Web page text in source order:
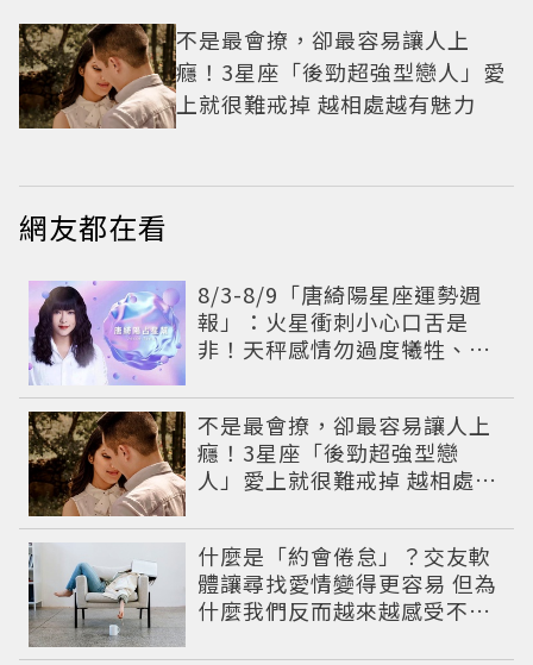
不是最會撩，卻最容易讓人上
癮！3星座「後勁超強型戀人」愛
上就很難戒掉 越相處越有魅力
網友都在看
8/3-8/9「唐綺陽星座運勢週
報」：火星衝刺小心口舌是
非！天秤感情勿過度犧牲、
不是最會撩，卻最容易讓人上
癮！3星座「後勁超強型戀
人」愛上就很難戒掉 越相處越
什麼是「約會倦怠」？交友軟
體讓尋找愛情變得更容易 但為
什麼我們反而越來越感受不到